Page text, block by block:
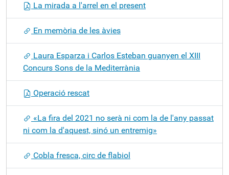
La mirada a l'arrel en el present
En memòria de les àvies
Laura Esparza i Carlos Esteban guanyen el XIII
Concurs Sons de la Mediterrània
Operació rescat
«La fira del 2021 no serà ni com la de l'any passat
ni com la d'aquest, sinó un entremig»
Cobla fresca, circ de flabiol